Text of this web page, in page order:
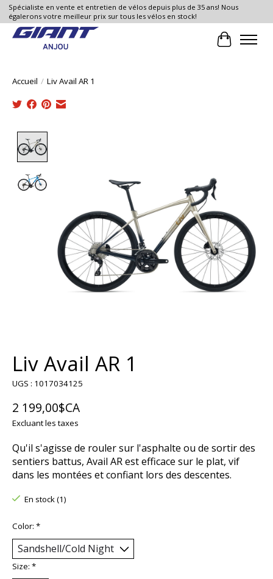
Spécialiste en vente et entretien de vélos depuis plus de 35 ans! Nous
égalerons votre meilleur prix sur tous les vélos en stock!
Panier
Accueil / Liv Avail AR 1
Liv Avail AR 1
UGS : 1017034125
2 199,00$CA
Excluant les taxes
Qu'il s'agisse de rouler sur l'asphalte ou de sortir des
sentiers battus, Avail AR est efficace sur le plat, vif
dans les montées et confiant lors des descentes.
En stock (1)
Color: *
Size: *